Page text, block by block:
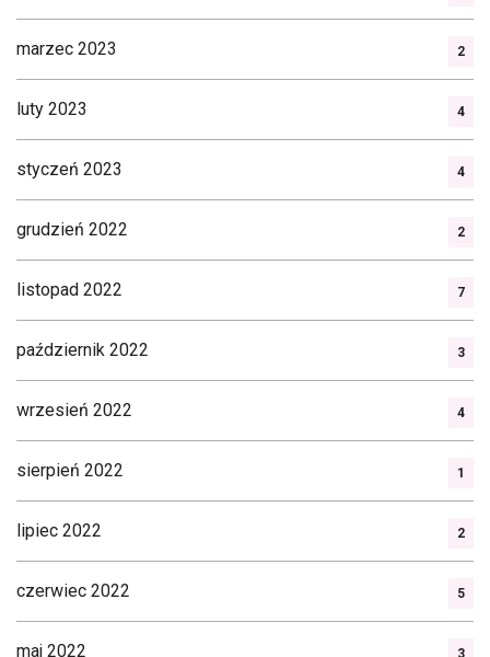
marzec 2023 2
luty 2023 4
styczeń 2023 4
grudzień 2022 2
listopad 2022 7
październik 2022 3
wrzesień 2022 4
sierpień 2022 1
lipiec 2022 2
czerwiec 2022 5
maj 2022 3